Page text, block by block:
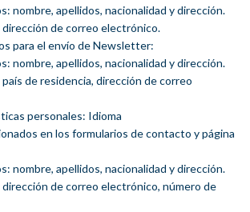
nombre, apellidos, nacionalidad y dirección.
de correo electrónico.
para el envío de Newsletter:
nombre, apellidos, nacionalidad y dirección.
de residencia, dirección de correo
personales: Idioma
en los formularios de contacto y página
nombre, apellidos, nacionalidad y dirección.
de correo electrónico, número de